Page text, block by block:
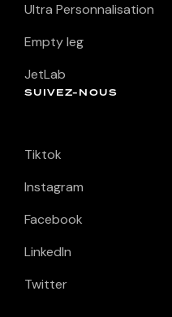
Ultra Personnalisation
Empty leg
JetLab
SUIVEZ-NOUS
Tiktok
Instagram
Facebook
LinkedIn
Twitter